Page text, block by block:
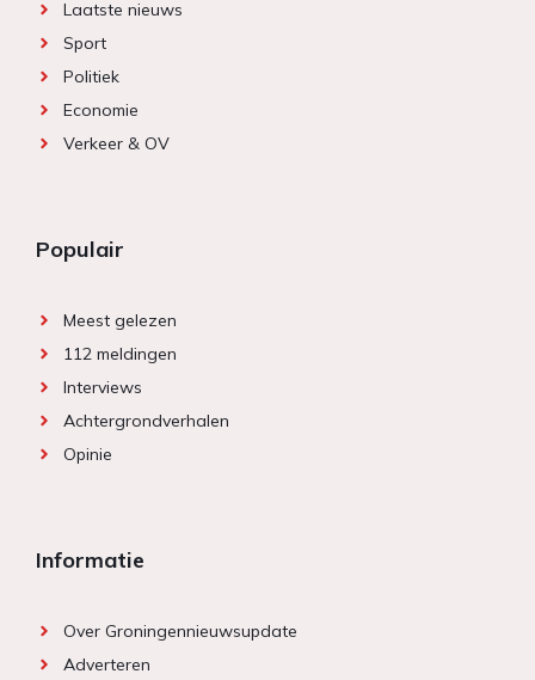
Laatste nieuws
Sport
Politiek
Economie
Verkeer & OV
Populair
Meest gelezen
112 meldingen
Interviews
Achtergrondverhalen
Opinie
Informatie
Over Groningennieuwsupdate
Adverteren